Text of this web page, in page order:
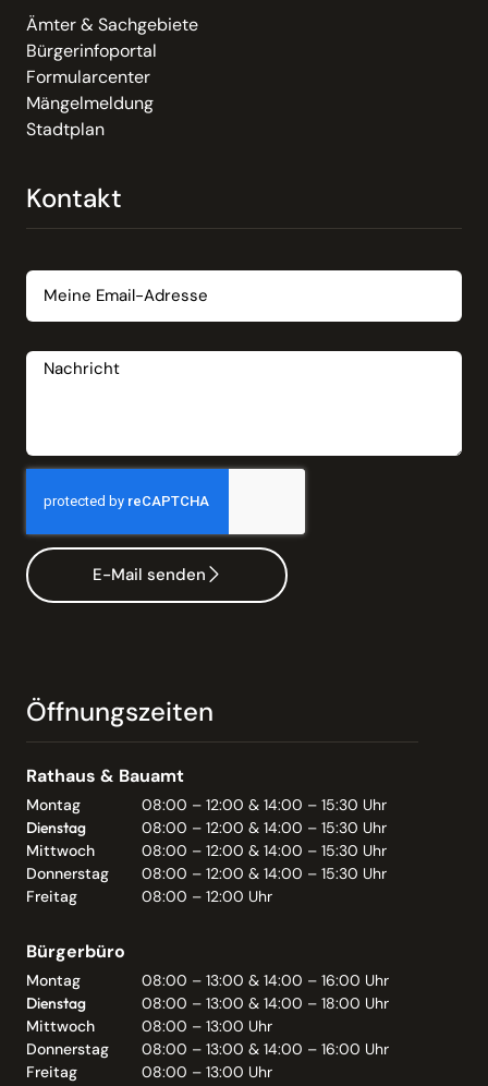
Ämter & Sachgebiete
Bürgerinfoportal
Formularcenter
Mängelmeldung
Stadtplan
Kontakt
E-Mail senden
Öffnungszeiten
Rathaus & Bauamt
Montag
08:00 – 12:00 & 14:00 – 15:30 Uhr
Dienstag
08:00 – 12:00 & 14:00 – 15:30 Uhr
Mittwoch
08:00 – 12:00 & 14:00 – 15:30 Uhr
Donnerstag
08:00 – 12:00 & 14:00 – 15:30 Uhr
Freitag
08:00 – 12:00 Uhr
Bürgerbüro
Montag
08:00 – 13:00 & 14:00 – 16:00 Uhr
Dienstag
08:00 – 13:00 & 14:00 – 18:00 Uhr
Mittwoch
08:00 – 13:00 Uhr
Donnerstag
08:00 – 13:00 & 14:00 – 16:00 Uhr
Freitag
08:00 – 13:00 Uhr